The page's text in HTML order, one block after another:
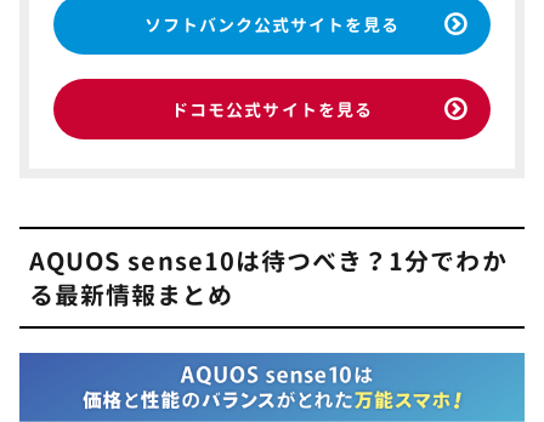
ソフトバンク公式サイトを見る
ドコモ公式サイトを見る
AQUOS sense10は待つべき？1分でわか
る最新情報まとめ